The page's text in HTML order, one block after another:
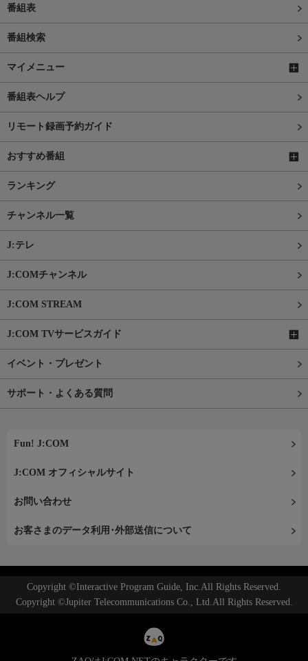
番組表
番組検索
マイメニュー
番組表ヘルプ
リモート録画予約ガイド
おすすめ番組
ランキング
チャンネル一覧
J:テレ
J:COMチャンネル
J:COM STREAM
J:COM TVサービスガイド
イベント・プレゼント
サポート・よくある質問
Fun! J:COM
J:COM オフィシャルサイト
お問い合わせ
お客さまのデータ利用･外部送信について
Copyright ©Interactive Program Guide, Inc.All Rights Reserved.
Copyright ©Jupiter Telecommunications Co., Ltd.All Rights Reserved.